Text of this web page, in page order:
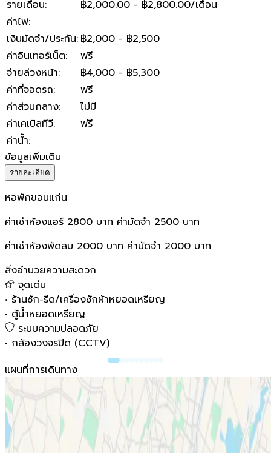
รายเดือน:
฿2,000.00 - ฿2,800.00/เดือน
ค่าไฟ:
เงินมัดจำ/ประกัน: ฿2,000 - ฿2,500
ค่าอินเทอร์เน็ต:
ฟรี
จ่ายล่วงหน้า:
฿4,000 - ฿5,300
ค่าที่จอดรถ:
ฟรี
ค่าส่วนกลาง:
ไม่มี
ค่าเคเบิลทีวี:
ฟรี
ค่าน้ำ:
ข้อมูลเพิ่มเติม
รายละเอียด
หอพักขอนแก่น
ค่าเช่าห้องแอร์ 2800 บาท ค่ามัดจำ 2500 บาท
ค่าเช่าห้องพัดลม 2000 บาท ค่ามัดจำ 2000 บาท
สิ่งอำนวยความสะดวก
จุดเด่น
• ร้านซัก-รีด/เครื่องซักผ้าหยอดเหรียญ
• ตู้น้ำหยอดเหรียญ
ระบบความปลอดภัย
• กล้องวงจรปิด (CCTV)
แผนที่การเดินทาง